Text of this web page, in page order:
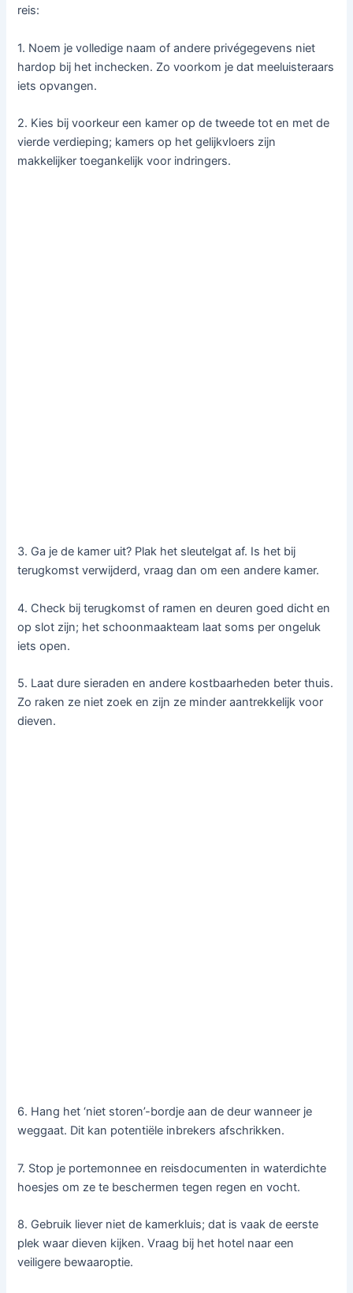
reis:
1. Noem je volledige naam of andere privégegevens niet
hardop bij het inchecken. Zo voorkom je dat meeluisteraars
iets opvangen.
2. Kies bij voorkeur een kamer op de tweede tot en met de
vierde verdieping; kamers op het gelijkvloers zijn
makkelijker toegankelijk voor indringers.
3. Ga je de kamer uit? Plak het sleutelgat af. Is het bij
terugkomst verwijderd, vraag dan om een andere kamer.
4. Check bij terugkomst of ramen en deuren goed dicht en
op slot zijn; het schoonmaakteam laat soms per ongeluk
iets open.
5. Laat dure sieraden en andere kostbaarheden beter thuis.
Zo raken ze niet zoek en zijn ze minder aantrekkelijk voor
dieven.
6. Hang het ‘niet storen’-bordje aan de deur wanneer je
weggaat. Dit kan potentiële inbrekers afschrikken.
7. Stop je portemonnee en reisdocumenten in waterdichte
hoesjes om ze te beschermen tegen regen en vocht.
8. Gebruik liever niet de kamerkluis; dat is vaak de eerste
plek waar dieven kijken. Vraag bij het hotel naar een
veiligere bewaaroptie.